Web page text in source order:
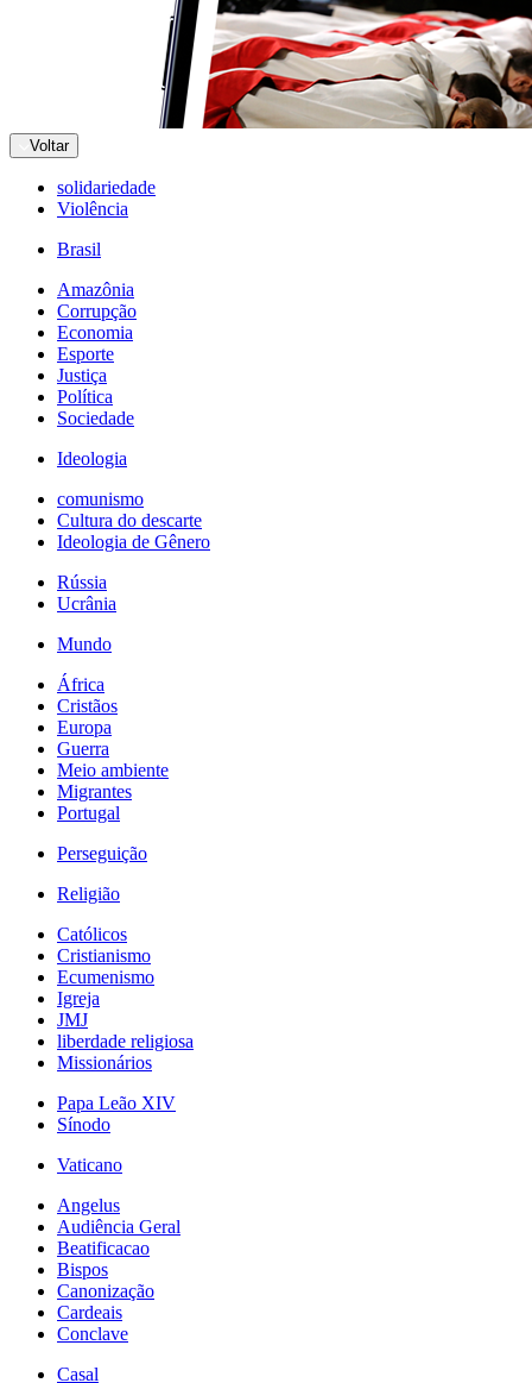
Voltar
solidariedade
Violência
Brasil
Amazônia
Corrupção
Economia
Esporte
Justiça
Política
Sociedade
Ideologia
comunismo
Cultura do descarte
Ideologia de Gênero
Rússia
Ucrânia
Mundo
África
Cristãos
Europa
Guerra
Meio ambiente
Migrantes
Portugal
Perseguição
Religião
Católicos
Cristianismo
Ecumenismo
Igreja
JMJ
liberdade religiosa
Missionários
Papa Leão XIV
Sínodo
Vaticano
Angelus
Audiência Geral
Beatificacao
Bispos
Canonização
Cardeais
Conclave
Casal